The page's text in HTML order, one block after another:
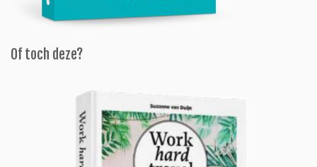
Of toch deze?